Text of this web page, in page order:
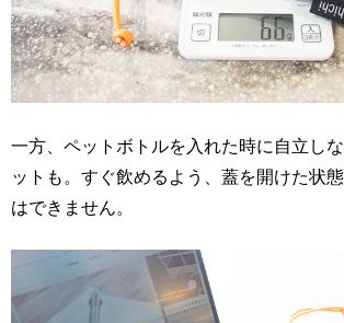
一方、ペットボトルを入れた時に自立し
ットも。すぐ飲めるよう、蓋を開けた状
はできません。